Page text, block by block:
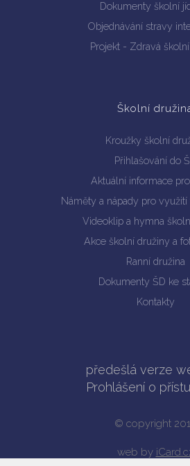
Dokumenty školní
Objednávání stravy
Projekt - Zdravá
Školní
Kroužky školní
Přihlašování do
Aktuální informace
Náměty a nápady pro
Videoklip a hymna
Akce školní družiny a
Ranní družina
Dokumenty ŠD ke
Kontakty
předešlá verze
Prohlášení o
© copyright
web by